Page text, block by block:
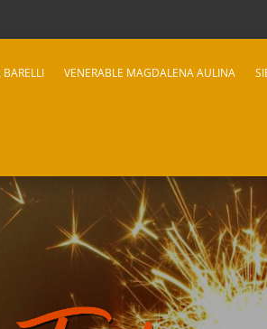
VENERABLE MAGDALENA AULINA